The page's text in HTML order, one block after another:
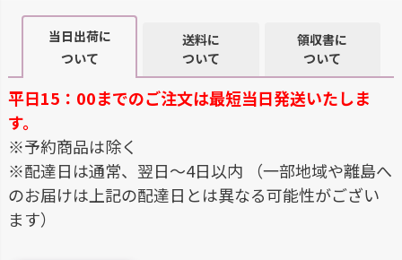
当日出荷に
ついて
送料に
ついて
領収書に
ついて
平日15：00までのご注文は最短当日発送いたしま
す。
※予約商品は除く
※配達日は通常、翌日～4日以内 （一部地域や離島へ
のお届けは上記の配達日とは異なる可能性がござい
ます）